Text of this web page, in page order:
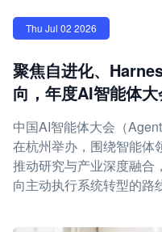
Thu Jul 02 2026
聚焦自进化、
向，年度AI智能体
中国AI智能体大会（
在杭州举办，围绕智能体
推动研究与产业深度融合
向主动执行系统转型的路